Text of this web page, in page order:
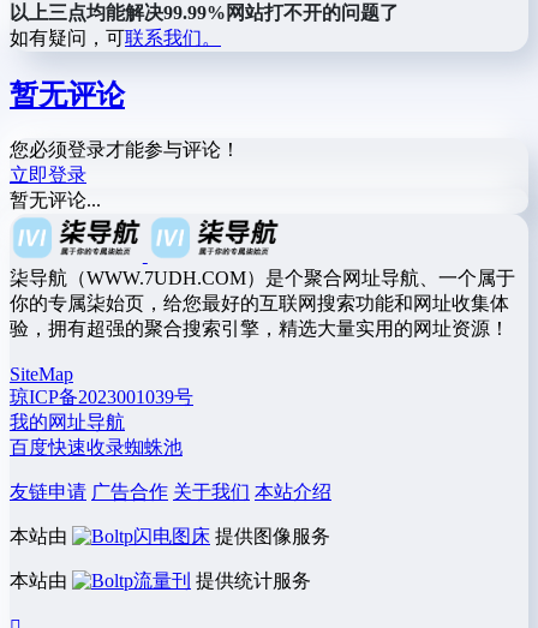
以上三点均能解决99.99%网站打不开的问题了
如有疑问，可联系我们。
暂无评论
您必须登录才能参与评论！
立即登录
暂无评论...
柒导航（WWW.7UDH.COM）是个聚合网址导航、一个属于
你的专属柒始页，给您最好的互联网搜索功能和网址收集体
验，拥有超强的聚合搜索引擎，精选大量实用的网址资源！
SiteMap
琼ICP备2023001039号
我的网址导航
百度快速收录蜘蛛池
友链申请 广告合作 关于我们 本站介绍
本站由 闪电图床 提供图像服务
本站由 流量刊 提供统计服务